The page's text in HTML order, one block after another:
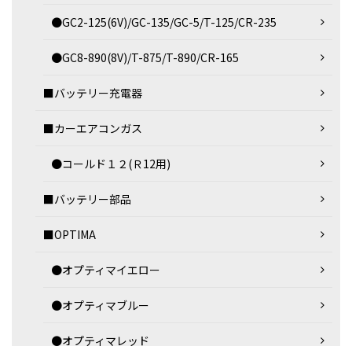
●GC2-125(6V)/GC-135/GC-5/T-125/CR-235
●GC8-890(8V)/T-875/T-890/CR-165
■バッテリー充電器
■カーエアコンガス
●コールド１２(Ｒ12用)
■バッテリー部品
■OPTIMA
●オプティマイエロー
●オプティマブルー
●オプティマレッド